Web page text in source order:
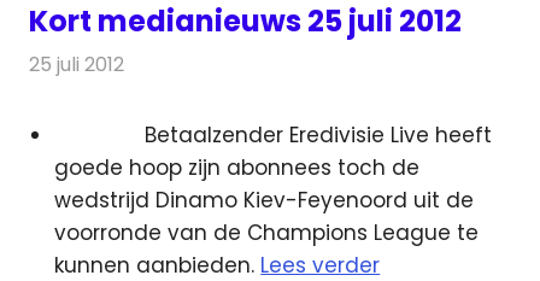
Kort medianieuws 25 juli 2012
25 juli 2012
Betaalzender Eredivisie Live heeft
goede hoop zijn abonnees toch de
wedstrijd Dinamo Kiev-Feyenoord uit de
voorronde van de Champions League te
kunnen aanbieden. Lees verder